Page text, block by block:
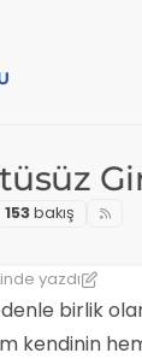
153bakış
yazdı
birlik
kendinin